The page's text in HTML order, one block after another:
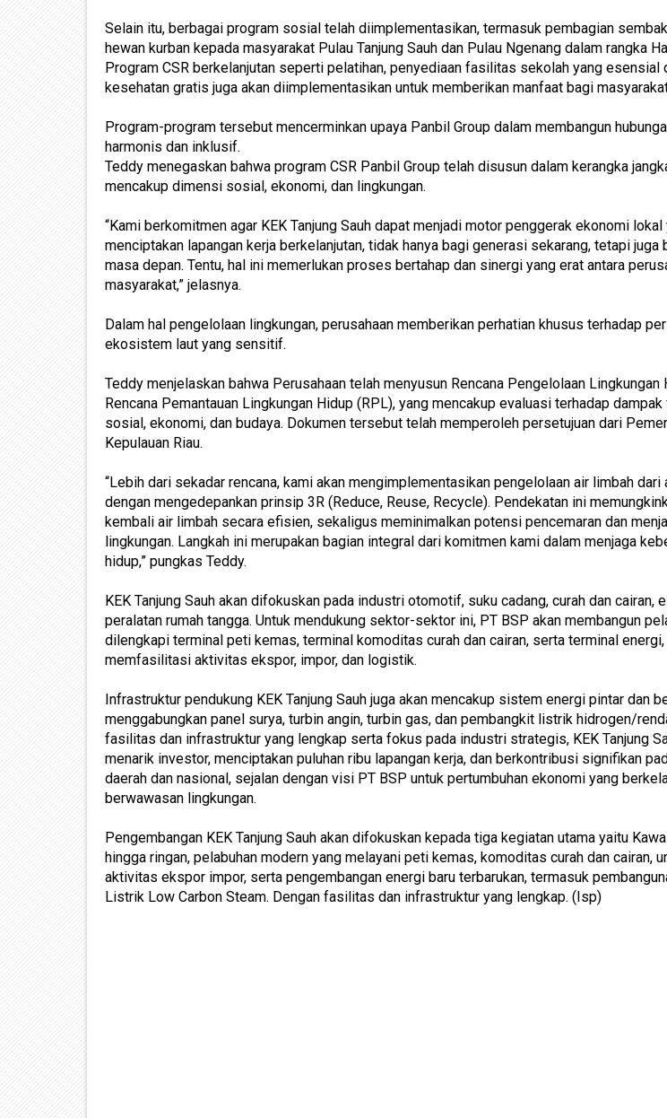
Selain itu, berbagai program sosial telah diimplementasikan, termasuk pembagian
hewan kurban kepada masyarakat Pulau Tanjung Sauh dan Pulau Ngenang dalam rangka
Program CSR berkelanjutan seperti pelatihan, penyediaan fasilitas sekolah yang esensial
kesehatan gratis juga akan diimplementasikan untuk memberikan manfaat bagi
Program-program tersebut mencerminkan upaya Panbil Group dalam membangun
harmonis dan inklusif.
Teddy menegaskan bahwa program CSR Panbil Group telah disusun dalam kerangka
mencakup dimensi sosial, ekonomi, dan lingkungan.
“Kami berkomitmen agar KEK Tanjung Sauh dapat menjadi motor penggerak ekonomi lokal
menciptakan lapangan kerja berkelanjutan, tidak hanya bagi generasi sekarang, tetapi juga
masa depan. Tentu, hal ini memerlukan proses bertahap dan sinergi yang erat antara
masyarakat,” jelasnya.
Dalam hal pengelolaan lingkungan, perusahaan memberikan perhatian khusus terhadap
ekosistem laut yang sensitif.
Teddy menjelaskan bahwa Perusahaan telah menyusun Rencana Pengelolaan Lingkungan
Rencana Pemantauan Lingkungan Hidup (RPL), yang mencakup evaluasi terhadap
sosial, ekonomi, dan budaya. Dokumen tersebut telah memperoleh persetujuan dari
Kepulauan Riau.
“Lebih dari sekadar rencana, kami akan mengimplementasikan pengelolaan air limbah
dengan mengedepankan prinsip 3R (Reduce, Reuse, Recycle). Pendekatan ini
kembali air limbah secara efisien, sekaligus meminimalkan potensi pencemaran dan
lingkungan. Langkah ini merupakan bagian integral dari komitmen kami dalam menjaga
hidup,” pungkas Teddy.
KEK Tanjung Sauh akan difokuskan pada industri otomotif, suku cadang, curah dan cairan,
peralatan rumah tangga. Untuk mendukung sektor-sektor ini, PT BSP akan membangun
dilengkapi terminal peti kemas, terminal komoditas curah dan cairan, serta terminal energi,
memfasilitasi aktivitas ekspor, impor, dan logistik.
Infrastruktur pendukung KEK Tanjung Sauh juga akan mencakup sistem energi pintar dan
menggabungkan panel surya, turbin angin, turbin gas, dan pembangkit listrik hidrogen/
fasilitas dan infrastruktur yang lengkap serta fokus pada industri strategis, KEK Tanjung
menarik investor, menciptakan puluhan ribu lapangan kerja, dan berkontribusi signifikan
daerah dan nasional, sejalan dengan visi PT BSP untuk pertumbuhan ekonomi yang
berwawasan lingkungan.
Pengembangan KEK Tanjung Sauh akan difokuskan kepada tiga kegiatan utama yaitu
hingga ringan, pelabuhan modern yang melayani peti kemas, komoditas curah dan cairan,
aktivitas ekspor impor, serta pengembangan energi baru terbarukan, termasuk
Listrik Low Carbon Steam. Dengan fasilitas dan infrastruktur yang lengkap. (Isp)